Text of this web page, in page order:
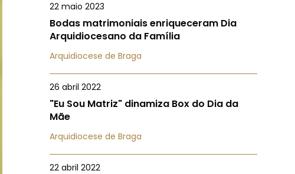
22 maio 2023
Bodas matrimoniais enriqueceram Dia
Arquidiocesano da Família
Arquidiocese de Braga
26 abril 2022
"Eu Sou Matriz" dinamiza Box do Dia da
Mãe
Arquidiocese de Braga
22 abril 2022